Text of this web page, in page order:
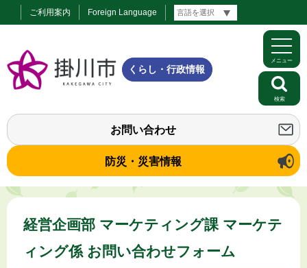
ご利用案内 Foreign Language
くらし・行政情報
お問い合わせ
防災・災害情報
メニュー
検索
経営企画部 マーケティング課 マーケテ
ィング係 お問い合わせフォーム